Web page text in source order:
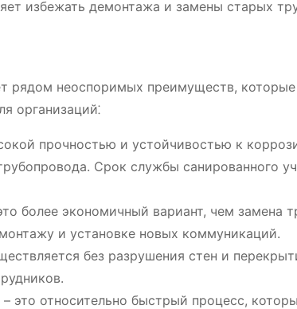
избежать демонтажа и замены старых
рядом неоспоримых преимуществ, которые
организаций⁚
прочностью и устойчивостью к
Срок службы санированного
более экономичный вариант, чем замена
и установке новых коммуникаций.
без разрушения стен и
это относительно быстрый процесс,